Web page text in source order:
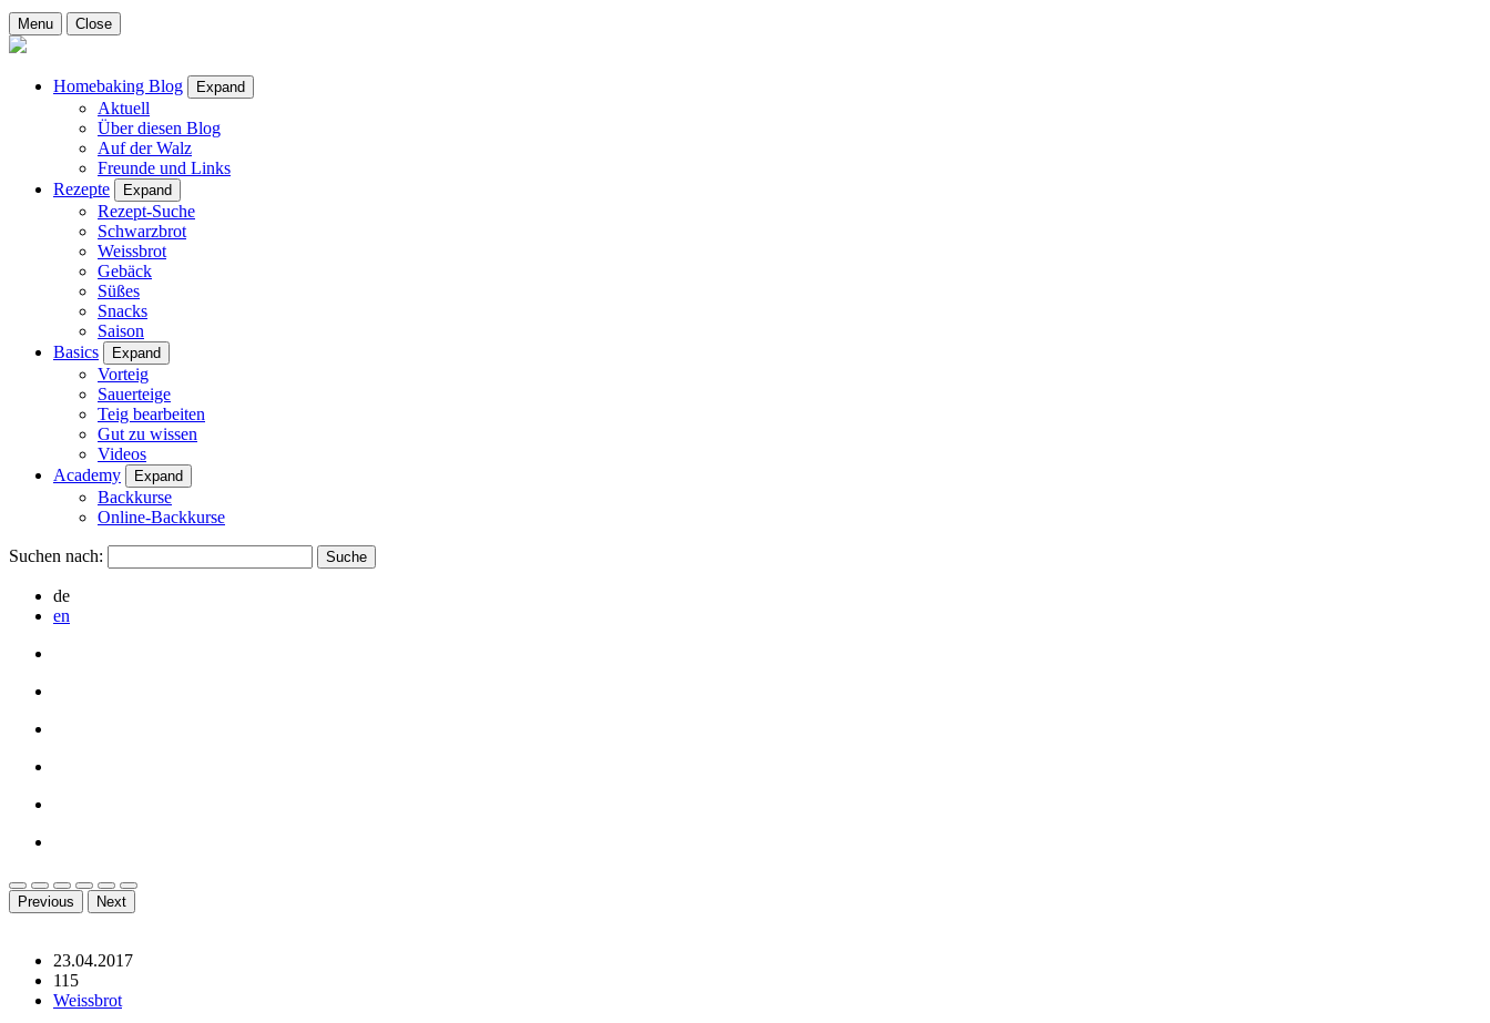
Menu Close
Homebaking Blog Expand
Aktuell
Über diesen Blog
Auf der Walz
Freunde und Links
Rezepte
Expand
Rezept-Suche
Schwarzbrot
Weissbrot
Gebäck
Süßes
Snacks
Saison
Basics
Expand
Vorteig
Sauerteige
Teig bearbeiten
Gut zu wissen
Videos
Academy
Expand
Backkurse
Online-Backkurse
Suchen nach:
de
en
Previous Next
23.04.2017
115
Weissbrot